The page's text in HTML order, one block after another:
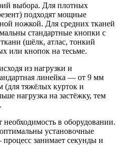
выбора. Для плотных
подходят мощные
ножкой. Для средних тканей
стандартные кнопки с
(шёлк, атлас, тонкий
или кнопок на тесьме.
из нагрузки и
линейка — от 9 мм
(для тяжёлых курток и
нагрузка на застёжку, тем
необходимость в оборудовании.
установочные
занимает секунды и